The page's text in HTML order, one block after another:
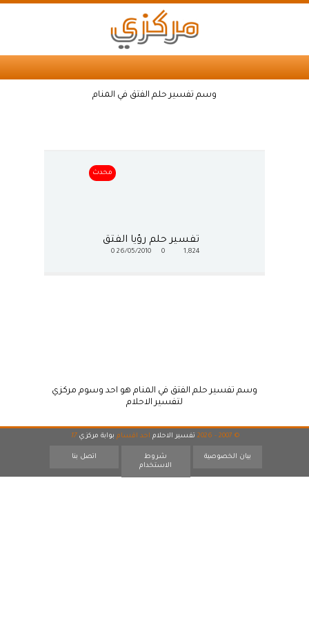
وسم تفسير حلم الفتق في المنام
محدث
تفسير حلم رؤيا الفتق
1,824
0
26/05/2010
0
وسم تفسير حلم الفتق في المنام هو احد وسوم مركزي
لتفسير الاحلام
© 2007 - 2026 تفسير الاحلام احد اقسام بوابة مركزي 17
بيان الخصوصية
شروط
الاستخدام
اتصل بنا